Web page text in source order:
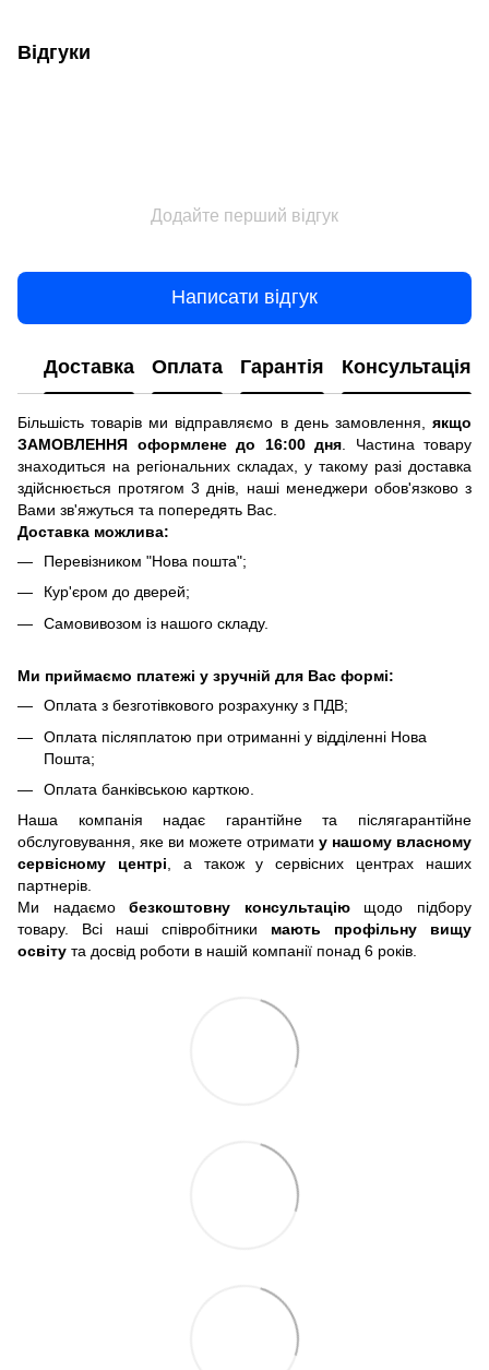
Відгуки
Додайте перший відгук
Написати відгук
Доставка Оплата Гарантія Консультація
Більшість товарів ми відправляємо в день замовлення, якщо
ЗАМОВЛЕННЯ оформлене до 16:00 дня . Частина товару
знаходиться на регіональних складах, у такому разі доставка
здійснюється протягом 3 днів, наші менеджери обов'язково з
Вами зв'яжуться та попередять Вас.
Доставка можлива:
Перевізником "Нова пошта";
Кур'єром до дверей;
Самовивозом із нашого складу.
Ми приймаємо платежі у зручній для Вас формі:
Оплата з безготівкового розрахунку з ПДВ;
Оплата післяплатою при отриманні у відділенні Нова
Пошта;
Оплата банківською карткою.
Наша компанія надає гарантійне та післягарантійне
обслуговування, яке ви можете отримати у нашому власному
сервісному центрі, а також у сервісних центрах наших
партнерів.
Ми надаємобезкоштовну консультаціющодо підбору
товару. Всі наші співробітники мають профільну вищу
освіту та досвід роботи в нашій компанії понад 6 років.